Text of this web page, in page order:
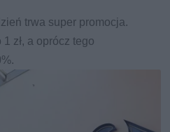
trwa super promocja.
zł, a oprócz tego